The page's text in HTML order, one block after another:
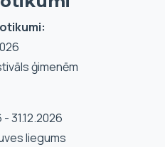
ģimenēm
- 31.12.2026
liegums